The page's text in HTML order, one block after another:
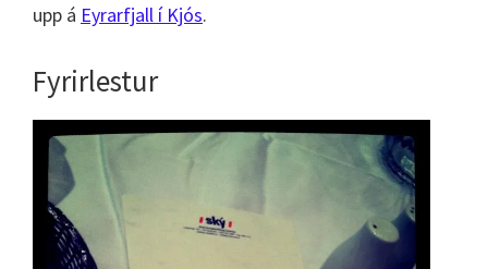
upp á Eyrarfjall í Kjós.
Fyrirlestur